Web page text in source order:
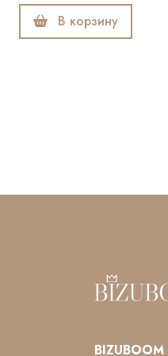
BIZUBOOM